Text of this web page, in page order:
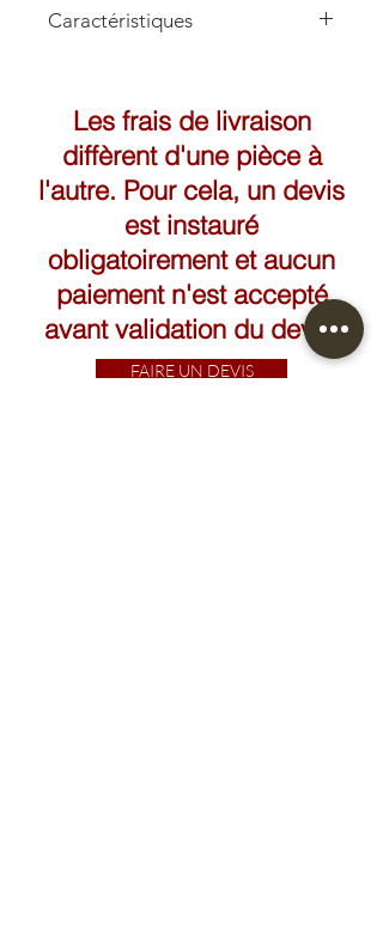
Caractéristiques
Les frais de livraison
diffèrent d'une pièce à
l'autre. Pour cela, un devis
est instauré
obligatoirement et aucun
paiement n'est accepté
avant validation du devis.
FAIRE UN DEVIS